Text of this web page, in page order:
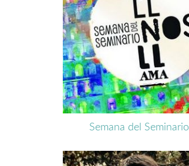
Semana del Seminario